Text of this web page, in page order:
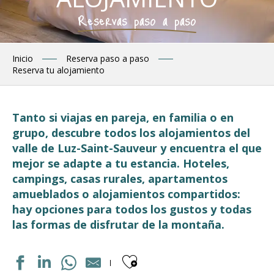
Reservas paso a paso
Inicio
Reserva paso a paso
Reserva tu alojamiento
Tanto si viajas en pareja, en familia o en
grupo, descubre todos los alojamientos del
valle de Luz-Saint-Sauveur y encuentra el que
mejor se adapte a tu estancia. Hoteles,
campings, casas rurales, apartamentos
amueblados o alojamientos compartidos:
hay opciones para todos los gustos y todas
las formas de disfrutar de la montaña.
Ajouter aux